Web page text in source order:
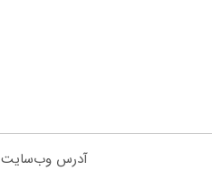
آدرس وب‌سایت